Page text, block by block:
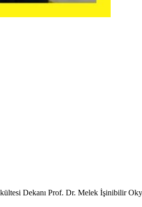
Dekanı Prof. Dr. Melek İşinibilir